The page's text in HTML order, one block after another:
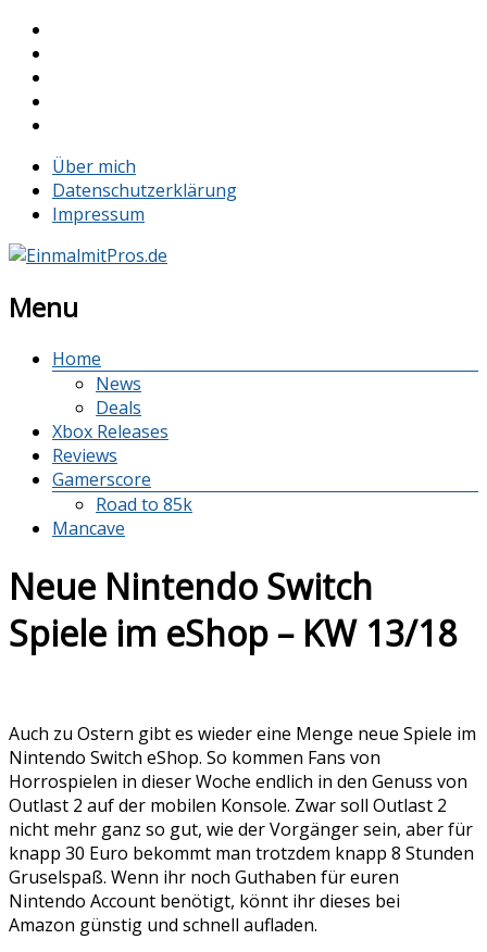
Über mich
Datenschutzerklärung
Impressum
Menu
Home
News
Deals
Xbox Releases
Reviews
Gamerscore
Road to 85k
Mancave
Neue Nintendo Switch
Spiele im eShop – KW 13/18
Auch zu Ostern gibt es wieder eine Menge neue Spiele im
Nintendo Switch eShop. So kommen Fans von
Horrospielen in dieser Woche endlich in den Genuss von
Outlast 2 auf der mobilen Konsole. Zwar soll Outlast 2
nicht mehr ganz so gut, wie der Vorgänger sein, aber für
knapp 30 Euro bekommt man trotzdem knapp 8 Stunden
Gruselspaß. Wenn ihr noch Guthaben für euren
Nintendo Account benötigt, könnt ihr dieses bei
Amazon günstig und schnell aufladen.